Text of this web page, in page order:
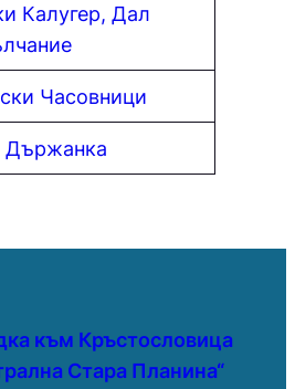
Калугер, Дал
Часовници
Държанка
към Кръстословица
Стара Планина“